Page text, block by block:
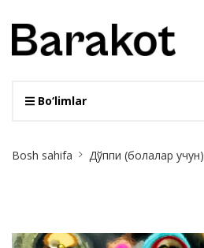
Bo‘limlar
Breadcrumb
Bosh sahifa Дўппи (болалар учун)